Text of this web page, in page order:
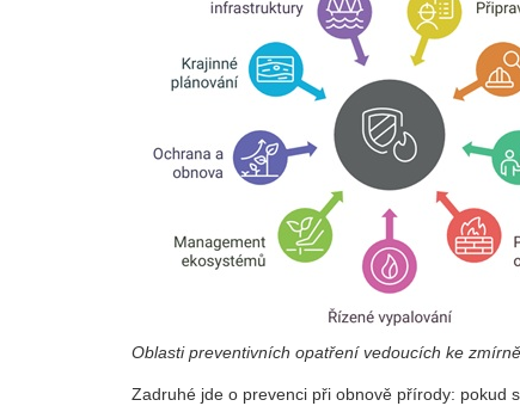
Oblasti preventivních opatření vedoucích ke
Zadruhé jde o prevenci při obnově přírody: pokud